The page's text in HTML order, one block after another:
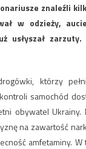
znaleźli
w odzieży,
usłyszał
którzy
samochód
obywatel Ukrainy.
na zawartość
amfetaminy. W